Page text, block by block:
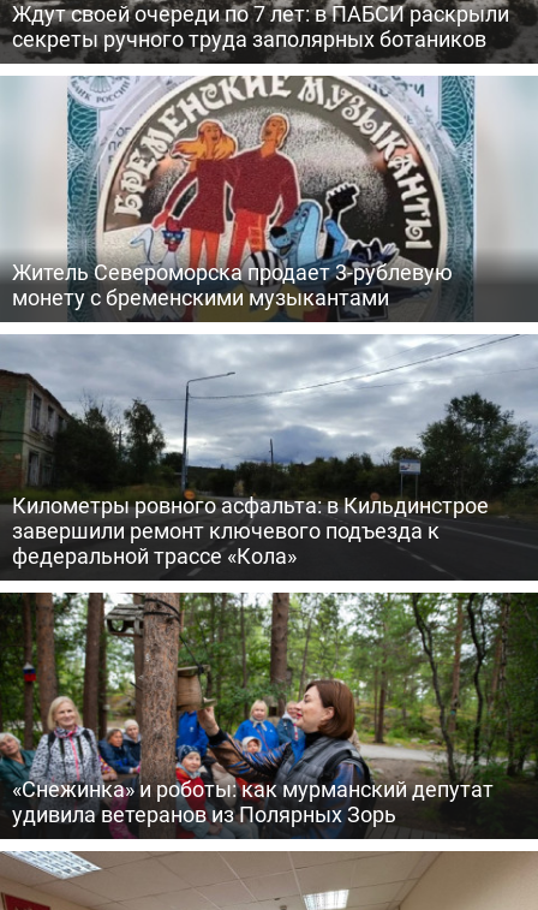
Ждут своей очереди по 7 лет: в ПАБСИ раскрыли
секреты ручного труда заполярных ботаников
Житель Североморска продает 3-рублевую
монету с бременскими музыкантами
Километры ровного асфальта: в Кильдинстрое
завершили ремонт ключевого подъезда к
федеральной трассе «Кола»
«Снежинка» и роботы: как мурманский депутат
удивила ветеранов из Полярных Зорь